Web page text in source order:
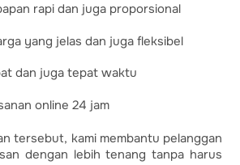
rapi dan juga proporsional
yang jelas dan juga fleksibel
dan juga tepat waktu
online 24 jam
tersebut, kami membantu pelanggan
dengan lebih tenang tanpa harus